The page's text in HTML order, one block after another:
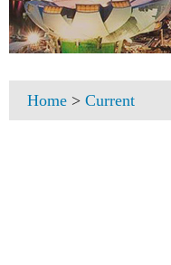
Home > Current